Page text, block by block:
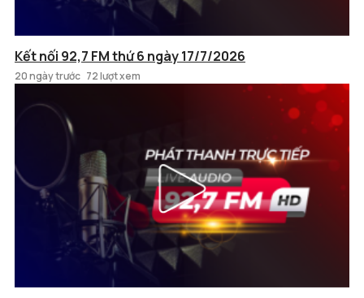
Kết nối 92,7 FM thứ 6 ngày 17/7/2026
20 ngày trước 72 lượt xem